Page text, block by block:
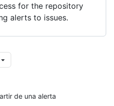
for the repository
alerts to issues.
de una alerta